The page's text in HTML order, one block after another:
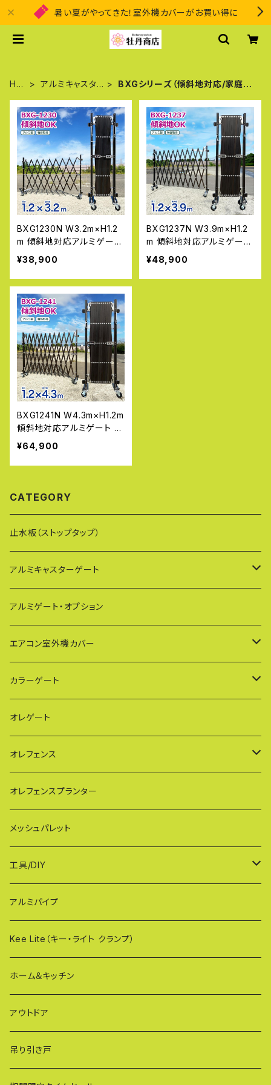
暑い夏がやってきた！室外機カバーがお買い得に
HO
アルミキャスタ
BXGシリーズ（傾斜地対応/家庭用
BXG1230N W3.2m×H1.2
m 傾斜地対応アルミゲート
門扉 片開き 大型 工事 おし
ゃれ フェンス 扉 目隠し ゲ
ート 庭 伸縮フェンス 太陽
光発電 アルマックス
¥38,900
BXG1237N W3.9m×H1.2
m 傾斜地対応アルミゲート
門扉 片開き 大型 工事 おし
ゃれ フェンス 扉 目隠し ゲ
ート 庭 伸縮フェンス 太陽
¥48,900
BXG1241N W4.3m×H1.2m
傾斜地対応アルミゲート 門
扉 片開き 大型 工事 おしゃ
れ フェンス 扉 目隠し ゲー
ト 庭 伸縮フェンス 太陽光
¥64,900
CATEGORY
止水板（ストップタップ）
アルミキャスターゲート
EXG（傾斜地対応アルミゲート）
PXG（EXG廉価版/傾斜地対応アルミゲート）
BXGシリーズ（傾斜地対応/家庭用アルミゲート）
FXG（一輪/傾斜地対応アルミゲート）
HXG（傾斜地対応アルミゲート）
AXG（パネル兼用タイプ）
MXG（最高級 パネル兼用タイプ）
CXG（パネル取付不可タイプ）
XXG（パネル専用タイプ）
OXG（二輪・二輪・一輪/傾斜地対応アルミゲート）
アルミゲート・オプション
エアコン室外機カバー
通常サイズ KB90
大型サイズ KB93
特大サイズ KB108
奥行ワイド KB114
シンプルモデル KB90-PT
カラーゲート
QXGシリーズ（ご家庭用）
SXGシリーズ(ご家庭用/ペットゲート)
VXGシリーズ（ご家庭用）
WXGシリーズ（ご家庭用）
TXGシリーズ（ご家庭用/和風）
オレゲート
オレフェンス
幅60cmタイプ
幅90cmタイプ
幅120cmタイプ
オレフェンスプランター
メッシュパレット
工具/DIY
荷揚げバケツ
樹脂製止水パネル
ザ・クランプ
蝶ボルト
建築補材
アルミパイプ
Kee Lite（キー・ライト クランプ）
ホーム＆キッチン
アウトドア
吊り引き戸